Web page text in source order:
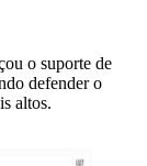
o suporte de
defender o
altos.